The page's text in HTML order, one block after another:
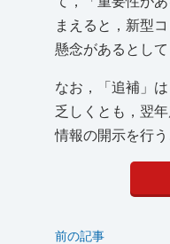
まえると，新型
懸念があるとし
なお，「追補」
乏しくとも，翌
情報の開示を行
前の記事